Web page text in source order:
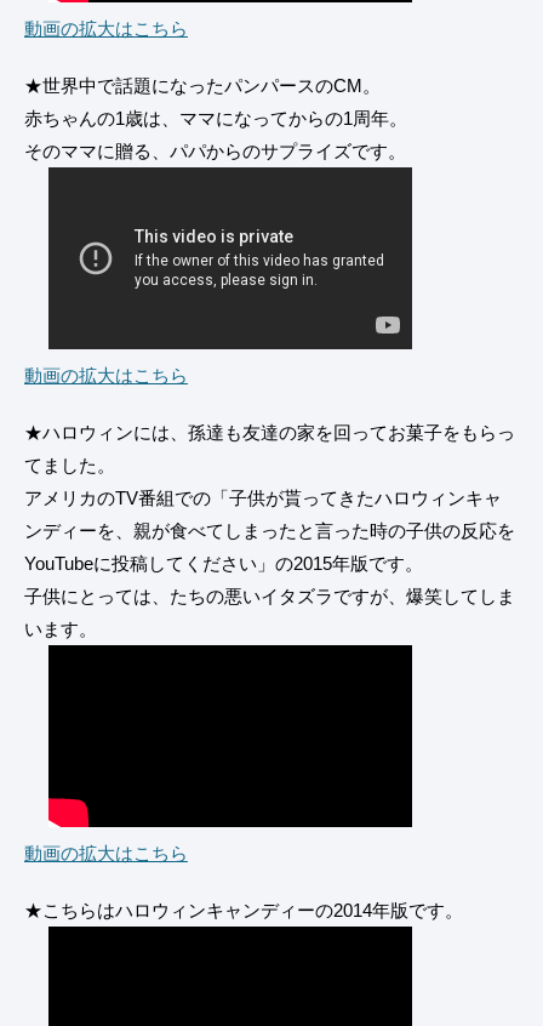
動画の拡大はこちら
★世界中で話題になったパンパースのCM。
赤ちゃんの1歳は、ママになってからの1周年。
そのママに贈る、パパからのサプライズです。
動画の拡大はこちら
★ハロウィンには、孫達も友達の家を回ってお菓子をもらっ
てました。
アメリカのTV番組での「子供が貰ってきたハロウィンキャ
ンディーを、親が食べてしまったと言った時の子供の反応を
YouTubeに投稿してください」の2015年版です。
子供にとっては、たちの悪いイタズラですが、爆笑してしま
います。
動画の拡大はこちら
★こちらはハロウィンキャンディーの2014年版です。